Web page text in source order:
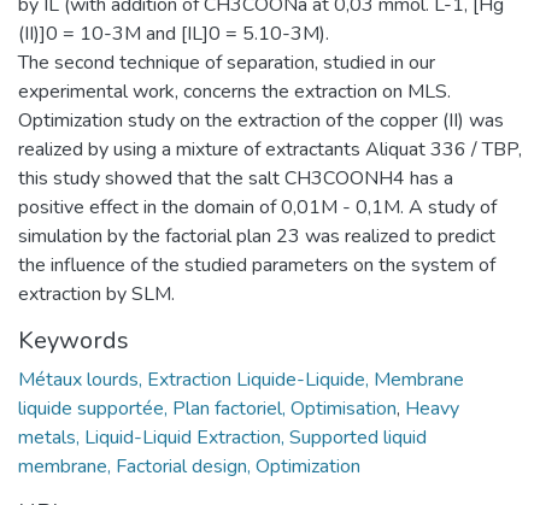
(II)]0 = 10-3M and [IL]0 = 5.10-3M).
The second technique of separation, studied in our
experimental work, concerns the extraction on MLS.
Optimization study on the extraction of the copper (II) was
realized by using a mixture of extractants Aliquat 336 / TBP,
this study showed that the salt CH3COONH4 has a
positive effect in the domain of 0,01M - 0,1M. A study of
simulation by the factorial plan 23 was realized to predict
the influence of the studied parameters on the system of
extraction by SLM.
Keywords
Métaux lourds, Extraction Liquide-Liquide, Membrane
liquide supportée, Plan factoriel, Optimisation, Heavy
metals, Liquid-Liquid Extraction, Supported liquid
membrane, Factorial design, Optimization